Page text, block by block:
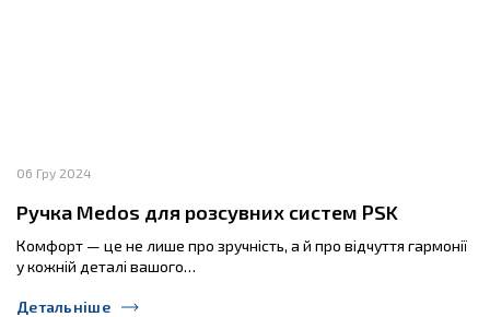
06 Гру 2024
Ручка Medos для розсувних систем PSK
Комфорт — це не лише про зручність, а й про відчуття гармонії
у кожній деталі вашого…
Детальніше